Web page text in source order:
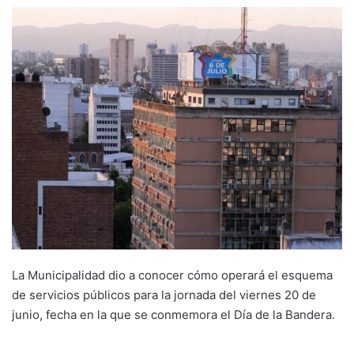
La Municipalidad dio a conocer cómo operará el esquema
de servicios públicos para la jornada del viernes 20 de
junio, fecha en la que se conmemora el Día de la Bandera.